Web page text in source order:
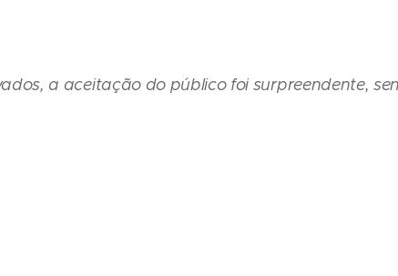
a aceitação do público foi surpreendente,